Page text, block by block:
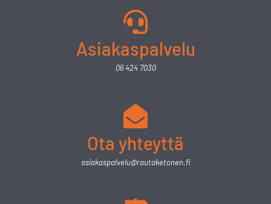
Asiakaspalvelu
06 424 7030
Ota yhteyttä
asiakaspalvelu@rautaketonen.fi